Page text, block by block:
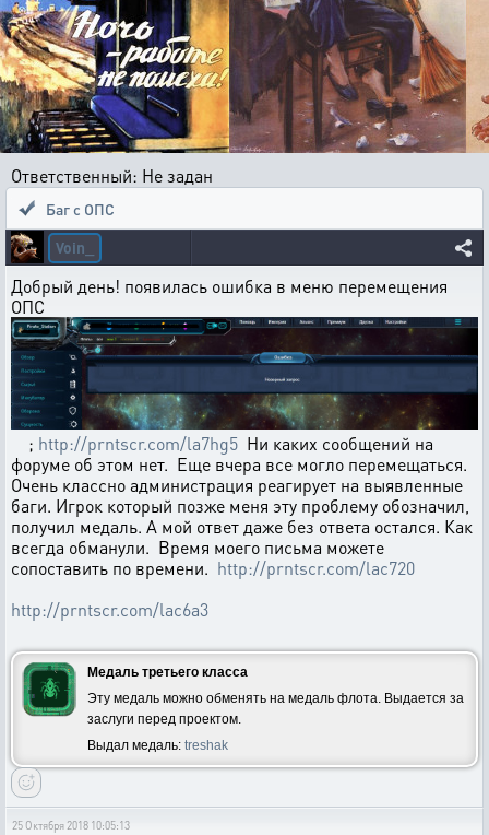
Ответственный: Не задан
Баг с ОПС
Voin_
Добрый день! появилась ошибка в меню перемещения
ОПС
; http://prntscr.com/la7hg5 Ни каких сообщений на
форуме об этом нет. Еще вчера все могло перемещаться.
Очень классно администрация реагирует на выявленные
баги. Игрок который позже меня эту проблему обозначил,
получил медаль. А мой ответ даже без ответа остался. Как
всегда обманули. Время моего письма можете
сопоставить по времени. http://prntscr.com/lac720
http://prntscr.com/lac6a3
Медаль третьего класса
Эту медаль можно обменять на медаль флота. Выдается за
заслуги перед проектом.
Выдал медаль: treshak
25 Октября 2018 10:05:13